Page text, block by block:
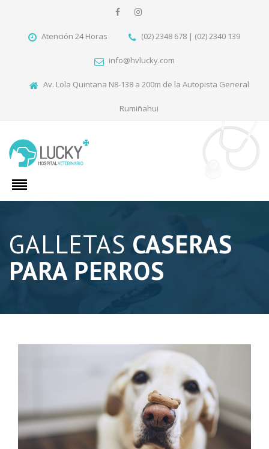
Atención 24 Horas (02) 2348 678 | (02) 2340 139
info@hvlucky.com
Av. Lola Quintana N8-138 a 200m de la Autopista General
Rumiñahui
GALLETAS CASERAS
PARA PERROS